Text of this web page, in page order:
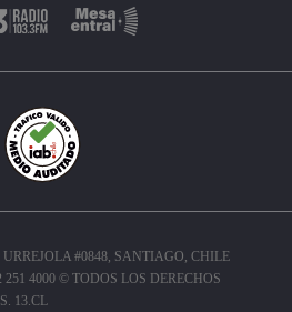
#0848, SANTIAGO, CHILE
251 4000 © TODOS LOS DERECHOS
13.CL